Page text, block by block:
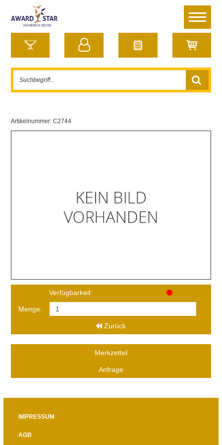
Artikelnummer: C2744
Verfügbarkeit:
Menge:
Zurück
Merkzettel
Anfrage
IMPRESSUM
AGB